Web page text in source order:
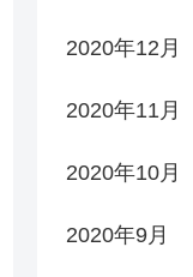
2020年12月
2020年11月
2020年10月
2020年9月